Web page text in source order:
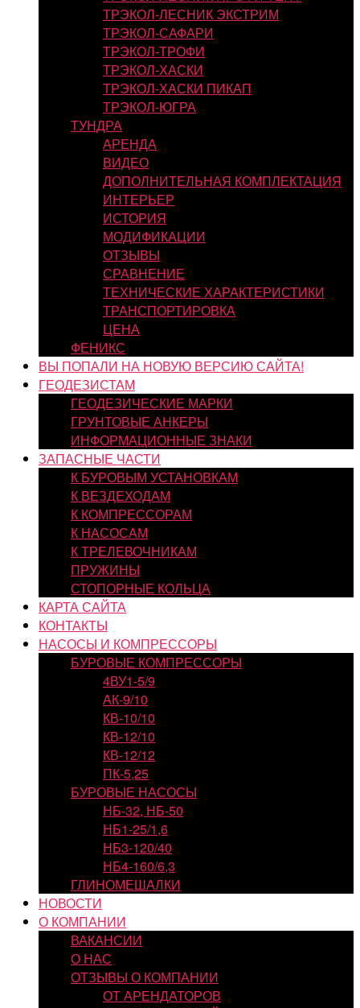
ТРЭКОЛ-ЛЕСНИК ЭКСТРИМ
ТРЭКОЛ-САФАРИ
ТРЭКОЛ-ТРОФИ
ТРЭКОЛ-ХАСКИ
ТРЭКОЛ-ХАСКИ ПИКАП
ТРЭКОЛ-ЮГРА
ТУНДРА
АРЕНДА
ВИДЕО
ДОПОЛНИТЕЛЬНАЯ КОМПЛЕКТАЦИЯ
ИНТЕРЬЕР
ИСТОРИЯ
МОДИФИКАЦИИ
ОТЗЫВЫ
СРАВНЕНИЕ
ТЕХНИЧЕСКИЕ ХАРАКТЕРИСТИКИ
ТРАНСПОРТИРОВКА
ЦЕНА
ФЕНИКС
ВЫ ПОПАЛИ НА НОВУЮ ВЕРСИЮ САЙТА!
ГЕОДЕЗИСТАМ
ГЕОДЕЗИЧЕСКИЕ МАРКИ
ГРУНТОВЫЕ АНКЕРЫ
ИНФОРМАЦИОННЫЕ ЗНАКИ
ЗАПАСНЫЕ ЧАСТИ
К БУРОВЫМ УСТАНОВКАМ
К ВЕЗДЕХОДАМ
К КОМПРЕССОРАМ
К НАСОСАМ
К ТРЕЛЕВОЧНИКАМ
ПРУЖИНЫ
СТОПОРНЫЕ КОЛЬЦА
КАРТА САЙТА
КОНТАКТЫ
НАСОСЫ И КОМПРЕССОРЫ
БУРОВЫЕ КОМПРЕССОРЫ
4ВУ1-5/9
АК-9/10
КВ-10/10
КВ-12/10
КВ-12/12
ПК-5,25
БУРОВЫЕ НАСОСЫ
НБ-32, НБ-50
НБ1-25/1,6
НБ3-120/40
НБ4-160/6,3
ГЛИНОМЕШАЛКИ
НОВОСТИ
О КОМПАНИИ
ВАКАНСИИ
О НАС
ОТЗЫВЫ О КОМПАНИИ
ОТ АРЕНДАТОРОВ